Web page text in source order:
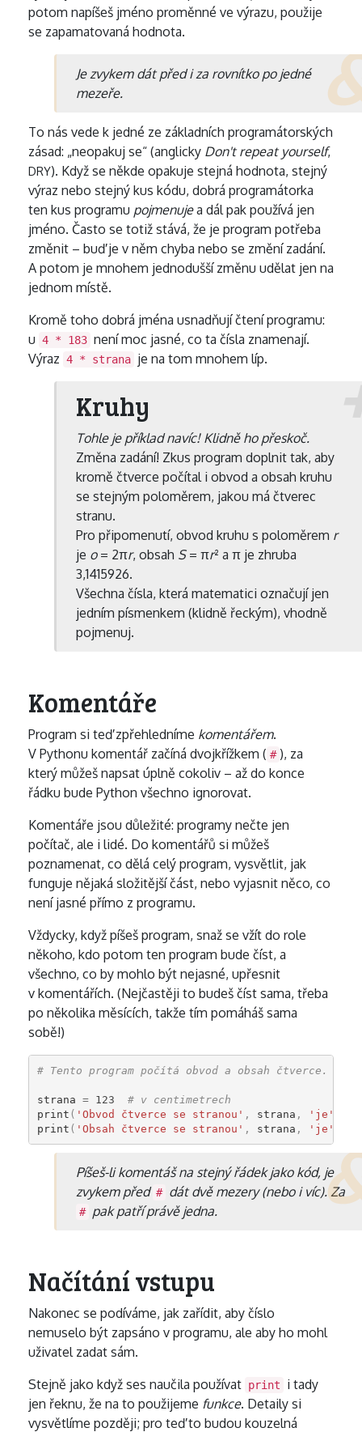
potom napíšeš jméno proměnné ve výrazu, použije
se zapamatovaná hodnota.
Je zvykem dát před i za rovnítko po jedné
mezeře.
To nás vede k jedné ze základních programátorských
zásad: „neopakuj se“ (anglicky Don't repeat yourself,
DRY). Když se někde opakuje stejná hodnota, stejný
výraz nebo stejný kus kódu, dobrá programátorka
ten kus programu pojmenujea dál pak používá jen
jméno. Často se totiž stává, že je program potřeba
změnit – buď je v něm chyba nebo se změní zadání.
A potom je mnohem jednodušší změnu udělat jen na
jednom místě.
Kromě toho dobrá jména usnadňují čtení programu:
u 4 * 183 není moc jasné, co ta čísla znamenají.
Výraz 4 * strana je na tom mnohem líp.
Kruhy
Tohle je příklad navíc! Klidně ho přeskoč.
Změna zadání! Zkus program doplnit tak, aby
kromě čtverce počítal i obvod a obsah kruhu
se stejným poloměrem, jakou má čtverec
stranu.
Pro připomenutí, obvod kruhu s poloměrem r
je o= 2πr, obsah S= πr² a π je zhruba
3,1415926.
Všechna čísla, která matematici označují jen
jedním písmenkem (klidně řeckým), vhodně
pojmenuj.
Komentáře
Program si teď zpřehledníme komentářem.
V Pythonu komentář začíná dvojkřížkem ( # ), za
který můžeš napsat úplně cokoliv – až do konce
řádku bude Python všechno ignorovat.
Komentáře jsou důležité: programy nečte jen
počítač, ale i lidé. Do komentářů si můžeš
poznamenat, co dělá celý program, vysvětlit, jak
funguje nějaká složitější část, nebo vyjasnit něco, co
není jasné přímo z programu.
Vždycky, když píšeš program, snaž se vžít do role
někoho, kdo potom ten program bude číst, a
všechno, co by mohlo být nejasné, upřesnit
v komentářích. (Nejčastěji to budeš číst sama, třeba
po několika měsících, takže tím pomáháš sama
sobě!)
# Tento program počítá obvod a obsah čtverce.
strana = 123
# v centimetrech
print ( 'Obvod čtverce se stranou' , strana , 'je'
print ( 'Obsah čtverce se stranou' , strana , 'je'
Píšeš-li komentáš na stejný řádek jako kód, je
zvykem před # dát dvě mezery (nebo i víc). Za
# pak patří právě jedna.
Načítání vstupu
Nakonec se podíváme, jak zařídit, aby číslo
nemuselo být zapsáno v programu, ale aby ho mohl
uživatel zadat sám.
Stejně jako když ses naučila používat print
i tady
jen řeknu, že na to použijeme funkce. Detaily si
vysvětlíme později; pro teď to budou kouzelná